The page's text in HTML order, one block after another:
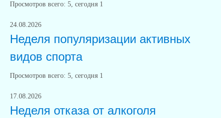
Просмотров всего: 5, сегодня 1
24.08.2026
Неделя популяризации активных
видов спорта
Просмотров всего: 5, сегодня 1
17.08.2026
Неделя отказа от алкоголя